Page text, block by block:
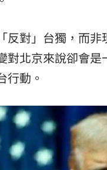
反對」台獨，而
對北京來說卻會
行動。